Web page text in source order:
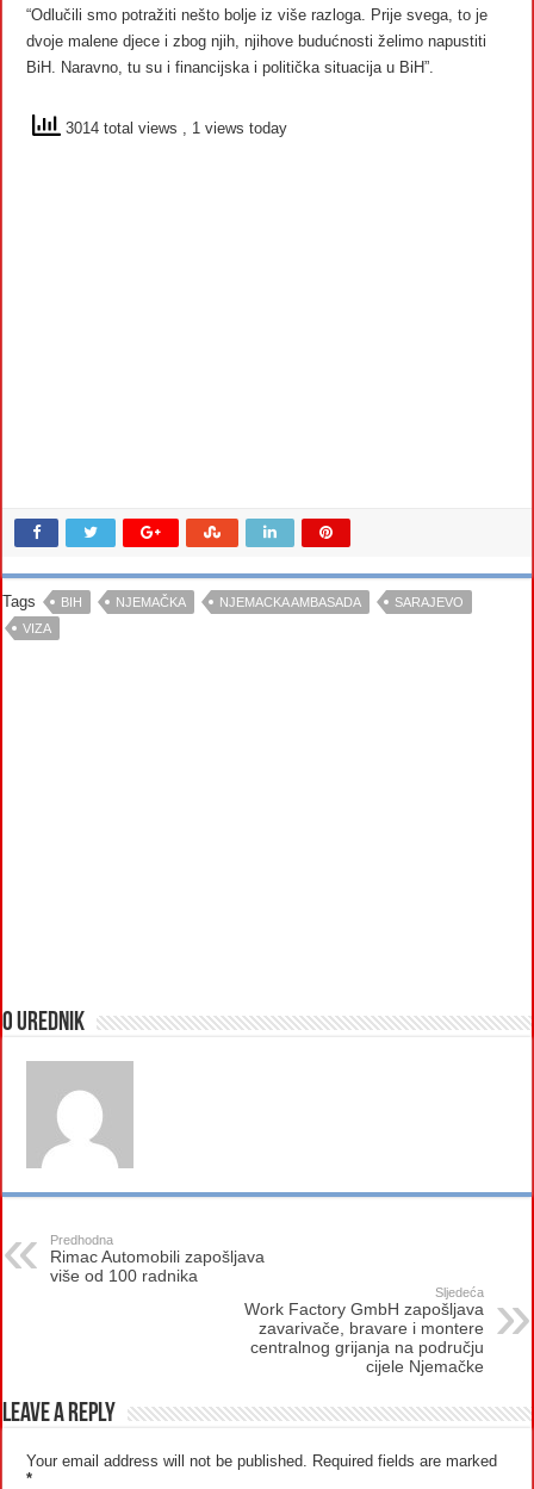
“Odlučili smo potražiti nešto bolje iz više razloga. Prije svega, to je
dvoje malene djece i zbog njih, njihove budućnosti želimo napustiti
BiH. Naravno, tu su i financijska i politička situacija u BiH”.
3014 total views , 1 views today
Tags BIH NJEMAČKA NJEMACKA AMBASADA
SARAJEVO
VIZA
O urednik
Predhodna
Rimac Automobili zapošljava
više od 100 radnika
Sljedeća
Work Factory GmbH zapošljava
zavarivače, bravare i montere
centralnog grijanja na području
cijele Njemačke
Leave a Reply
Your email address will not be published.
Required fields are marked
*